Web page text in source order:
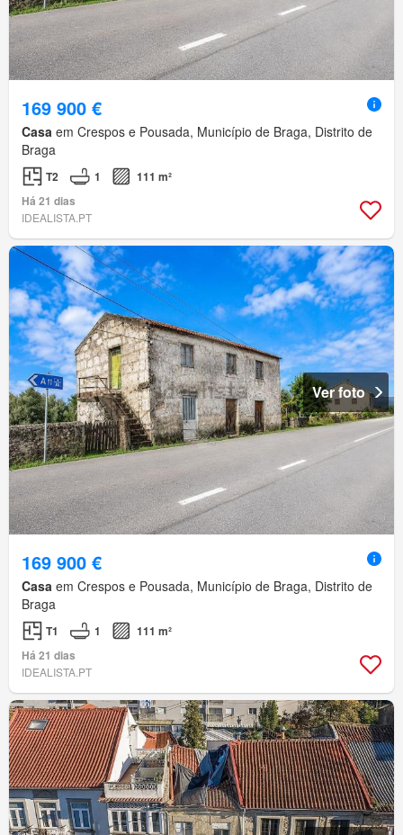
169 900 €
Casa em Crespos e Pousada, Município de Braga, Distrito de
Braga
T2 1
111 m²
Há 21 dias
IDEALISTA.PT
Ver foto
169 900 €
Casa em Crespos e Pousada, Município de Braga, Distrito de
Braga
T1 1
111 m²
Há 21 dias
IDEALISTA.PT